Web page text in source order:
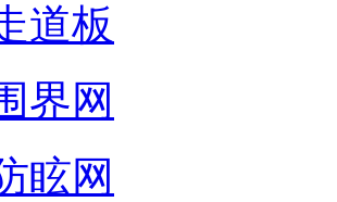
道板
界网
眩网